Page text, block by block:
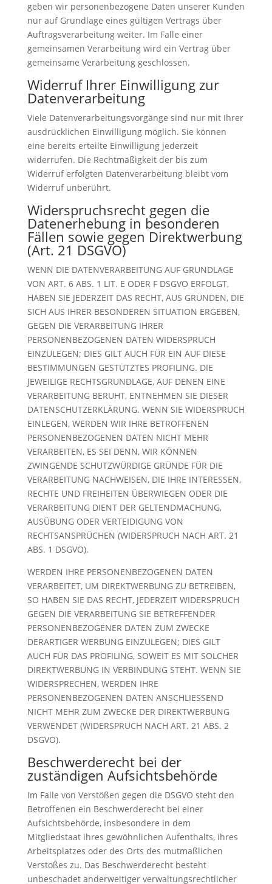
geben wir personenbezogene Daten unserer Kunden
nur auf Grundlage eines gültigen Vertrags über
Auftragsverarbeitung weiter. Im Falle einer
gemeinsamen Verarbeitung wird ein Vertrag über
gemeinsame Verarbeitung geschlossen.
Widerruf Ihrer Einwilligung zur
Datenverarbeitung
Viele Datenverarbeitungsvorgänge sind nur mit Ihrer
ausdrücklichen Einwilligung möglich. Sie können
eine bereits erteilte Einwilligung jederzeit
widerrufen. Die Rechtmäßigkeit der bis zum
Widerruf erfolgten Datenverarbeitung bleibt vom
Widerruf unberührt.
Widerspruchsrecht gegen die
Datenerhebung in besonderen
Fällen sowie gegen Direktwerbung
(Art. 21 DSGVO)
WENN DIE DATENVERARBEITUNG AUF GRUNDLAGE
VON ART. 6 ABS. 1 LIT. E ODER F DSGVO ERFOLGT,
HABEN SIE JEDERZEIT DAS RECHT, AUS GRÜNDEN, DIE
SICH AUS IHRER BESONDEREN SITUATION ERGEBEN,
GEGEN DIE VERARBEITUNG IHRER
PERSONENBEZOGENEN DATEN WIDERSPRUCH
EINZULEGEN; DIES GILT AUCH FÜR EIN AUF DIESE
BESTIMMUNGEN GESTÜTZTES PROFILING. DIE
JEWEILIGE RECHTSGRUNDLAGE, AUF DENEN EINE
VERARBEITUNG BERUHT, ENTNEHMEN SIE DIESER
DATENSCHUTZERKLÄRUNG. WENN SIE WIDERSPRUCH
EINLEGEN, WERDEN WIR IHRE BETROFFENEN
PERSONENBEZOGENEN DATEN NICHT MEHR
VERARBEITEN, ES SEI DENN, WIR KÖNNEN
ZWINGENDE SCHUTZWÜRDIGE GRÜNDE FÜR DIE
VERARBEITUNG NACHWEISEN, DIE IHRE INTERESSEN,
RECHTE UND FREIHEITEN ÜBERWIEGEN ODER DIE
VERARBEITUNG DIENT DER GELTENDMACHUNG,
AUSÜBUNG ODER VERTEIDIGUNG VON
RECHTSANSPRÜCHEN (WIDERSPRUCH NACH ART. 21
ABS. 1 DSGVO).
WERDEN IHRE PERSONENBEZOGENEN DATEN
VERARBEITET, UM DIREKTWERBUNG ZU BETREIBEN,
SO HABEN SIE DAS RECHT, JEDERZEIT WIDERSPRUCH
GEGEN DIE VERARBEITUNG SIE BETREFFENDER
PERSONENBEZOGENER DATEN ZUM ZWECKE
DERARTIGER WERBUNG EINZULEGEN; DIES GILT
AUCH FÜR DAS PROFILING, SOWEIT ES MIT SOLCHER
DIREKTWERBUNG IN VERBINDUNG STEHT. WENN SIE
WIDERSPRECHEN, WERDEN IHRE
PERSONENBEZOGENEN DATEN ANSCHLIESSEND
NICHT MEHR ZUM ZWECKE DER DIREKTWERBUNG
VERWENDET (WIDERSPRUCH NACH ART. 21 ABS. 2
DSGVO).
Beschwerde­recht bei der
zuständigen Aufsichts­behörde
Im Falle von Verstößen gegen die DSGVO steht den
Betroffenen ein Beschwerderecht bei einer
Aufsichtsbehörde, insbesondere in dem
Mitgliedstaat ihres gewöhnlichen Aufenthalts, ihres
Arbeitsplatzes oder des Orts des mutmaßlichen
Verstoßes zu. Das Beschwerderecht besteht
unbeschadet anderweitiger verwaltungsrechtlicher